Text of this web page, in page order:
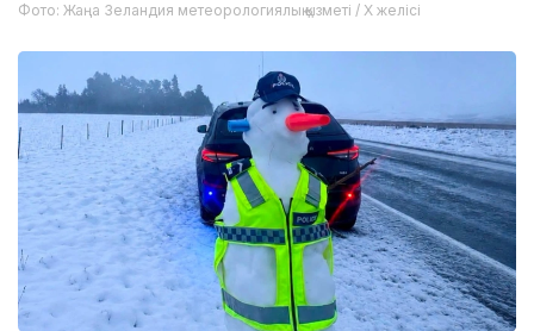
Фото: Жаңа Зеландия метеорологиялық қызметі / X желісі